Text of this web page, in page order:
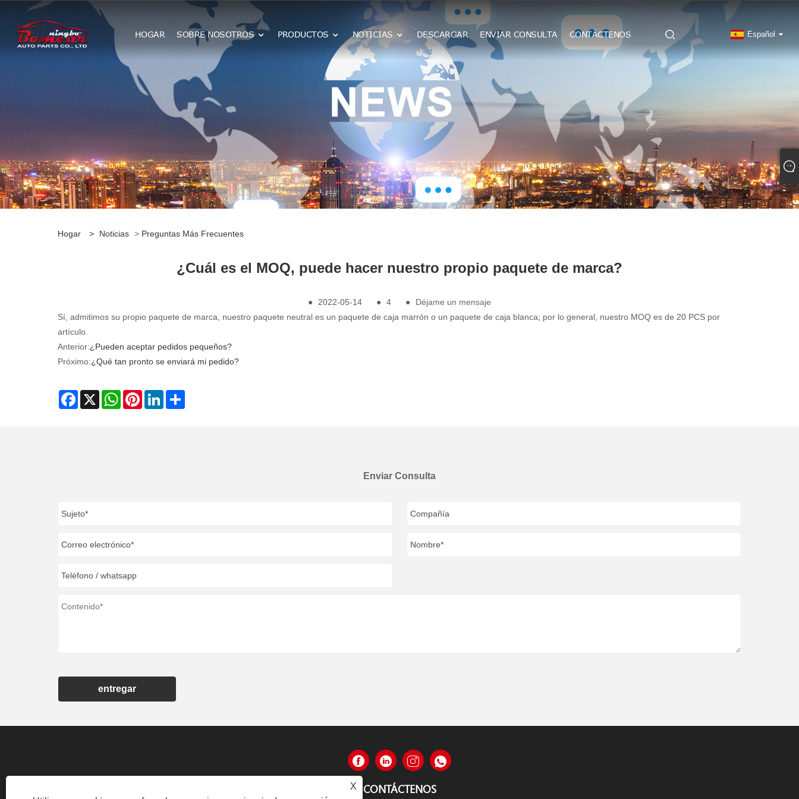
HOGAR SOBRE NOSOTROS PRODUCTOS NOTICIAS DESCARGAR ENVIAR CONSULTA CONTÁCTENOS Español
Hogar > Noticias > Preguntas Más Frecuentes
¿Cuál es el MOQ, puede hacer nuestro propio paquete de marca?
● 2022-05-14 ● 4 ●
Déjame un mensaje
Sí, admitimos su propio paquete de marca, nuestro paquete neutral es un paquete de caja marrón o un paquete de caja blanca; por lo general, nuestro MOQ es de 20 PCS por
artículo.
Anterior:¿Pueden aceptar pedidos pequeños?
Próximo:¿Qué tan pronto se enviará mi pedido?
Facebook
X WhatsAppPinterestLinkedIn
Enviar Consulta
entregar
CONTÁCTENOS
X